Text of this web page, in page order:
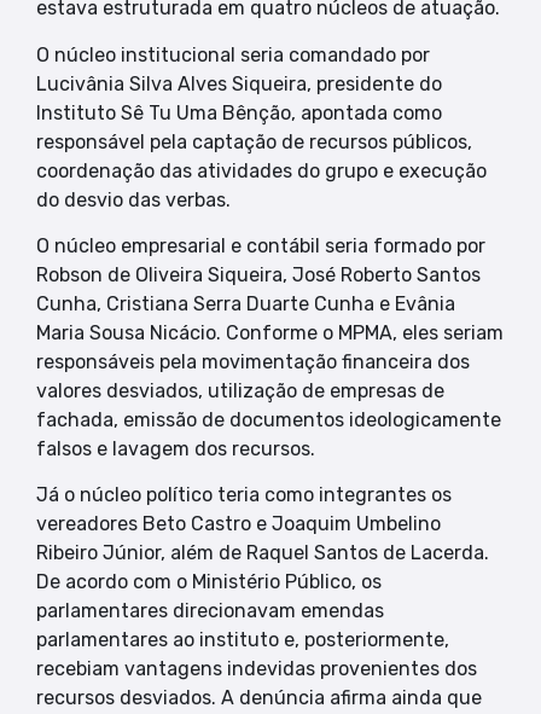
estava estruturada em quatro núcleos de atuação.
O núcleo institucional seria comandado por
Lucivânia Silva Alves Siqueira, presidente do
Instituto Sê Tu Uma Bênção, apontada como
responsável pela captação de recursos públicos,
coordenação das atividades do grupo e execução
do desvio das verbas.
O núcleo empresarial e contábil seria formado por
Robson de Oliveira Siqueira, José Roberto Santos
Cunha, Cristiana Serra Duarte Cunha e Evânia
Maria Sousa Nicácio. Conforme o MPMA, eles seriam
responsáveis pela movimentação financeira dos
valores desviados, utilização de empresas de
fachada, emissão de documentos ideologicamente
falsos e lavagem dos recursos.
Já o núcleo político teria como integrantes os
vereadores Beto Castro e Joaquim Umbelino
Ribeiro Júnior, além de Raquel Santos de Lacerda.
De acordo com o Ministério Público, os
parlamentares direcionavam emendas
parlamentares ao instituto e, posteriormente,
recebiam vantagens indevidas provenientes dos
recursos desviados. A denúncia afirma ainda que